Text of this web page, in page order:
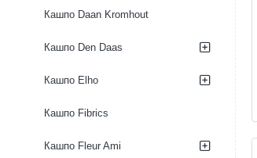
Кашпо Daan Kromhout
Кашпо Den Daas
Кашпо Elho
Кашпо Fibrics
Кашпо Fleur Ami